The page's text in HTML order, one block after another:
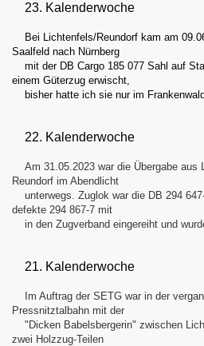
23. Kalenderwoche
Bei Lichtenfels/Reundorf kam am
Saalfeld nach Nürnberg
mit der DB Cargo 185 077 Sahl auf
einem Güterzug erwischt,
bisher hatte ich sie nur im
22. Kalenderwoche
Am 31.05.2023 war die Übergabe aus
Reundorf im Abendlicht
unterwegs. Zuglok war die DB 294
defekte 294 867-7 mit
in den Zugverband eingereiht und
21. Kalenderwoche
Im Auftrag der SETG war in der
Pressnitztalbahn mit der
"Dicken Babelsbergerin" zwischen
zwei Holzzug-Teilen